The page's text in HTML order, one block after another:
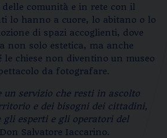
comunità e in rete con il
lo hanno a cuore, lo abitano o lo
di spazi accoglienti, dove
non solo estetica, ma anche
chiese non diventino un museo
da fotografare.
un servizio che resti in ascolto
e dei bisogni dei cittadini,
gli esperti e gli operatori del
Salvatore Iaccarino.